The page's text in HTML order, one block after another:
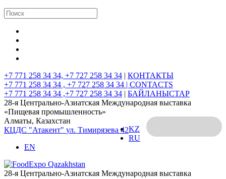
+7 771 258 34 34, +7 727 258 34 34 | КОНТАКТЫ
+7 771 258 34 34 , +7 727 258 34 34 | CONTACTS
+7 771 258 34 34 ,+7 727 258 34 34 | БАЙЛАНЫСТАР
28-я Центрально-Азиатская Международная выставка
«Пищевая промышленность»
Алматы, Казахстан
КЦДС "Атакент" ул. Тимирязева 42KZ
RU
EN
28-я Центрально-Азиатская Международная выставка